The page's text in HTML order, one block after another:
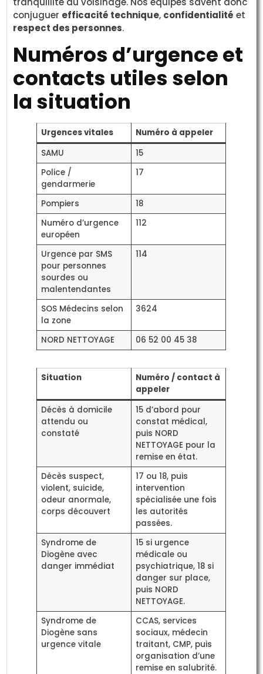
conjuguer efficacité technique, confidentialité et
respect des personnes.
Numéros d’urgence et
contacts utiles selon
la situation
Urgences vitales
Numéro à appeler
SAMU
15
Police /
gendarmerie
17
Pompiers
18
Numéro d’urgence
européen
112
Urgence par SMS
pour personnes
sourdes ou
malentendantes
114
SOS Médecins selon
la zone
3624
NORD NETTOYAGE 06 52 00 45 38
Situation
Numéro / contact à
appeler
Décès à domicile
attendu ou
constaté
15 d’abord pour
constat médical,
puis NORD
NETTOYAGE pour la
remise en état.
Décès suspect,
violent, suicide,
odeur anormale,
corps découvert
17 ou 18, puis
intervention
spécialisée une fois
les autorités
passées.
Syndrome de
Diogène avec
danger immédiat
15 si urgence
médicale ou
psychiatrique, 18 si
danger sur place,
puis NORD
NETTOYAGE.
Syndrome de
Diogène sans
urgence vitale
CCAS, services
sociaux, médecin
traitant, CMP, puis
organisation d’une
remise en salubrité.